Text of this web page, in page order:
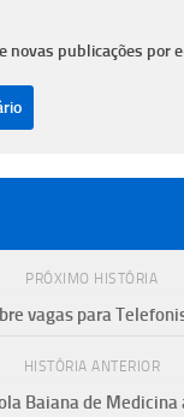
novas publicações por
PRÓXIMO HISTÓRIA
vagas para
HISTÓRIA ANTERIOR
Baiana de Medicina